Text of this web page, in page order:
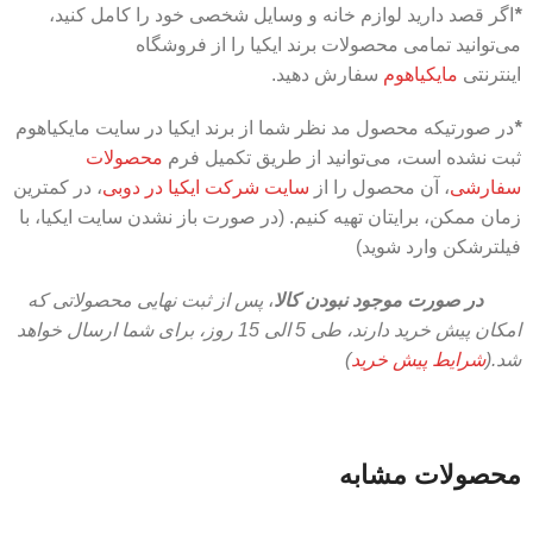
* اگر قصد دارید لوازم خانه و وسایل شخصی خود را کامل کنید،
می‌توانید تمامی محصولات برند ایکیا را از فروشگاه
اینترنتی مایکیاهوم سفارش دهید.
*در صورتیکه محصول مد نظر شما از برند ایکیا در سایت مایکیاهوم
ثبت نشده است، می‌توانید از طریق تکمیل فرم محصولات
سفارشی، آن محصول را از سایت شرکت ایکیا در دوبی، در کمترین
زمان ممکن، برایتان تهیه کنیم. (در صورت باز نشدن سایت ایکیا، با
فیلترشکن وارد شوید)
در صورت موجود نبودن کالا، پس از ثبت نهایی محصولاتی که
امکان پیش خرید دارند، طی 5 الی 15 روز،
برای شما ارسال خواهد
شد.(شرایط پیش خرید)
محصولات مشابه